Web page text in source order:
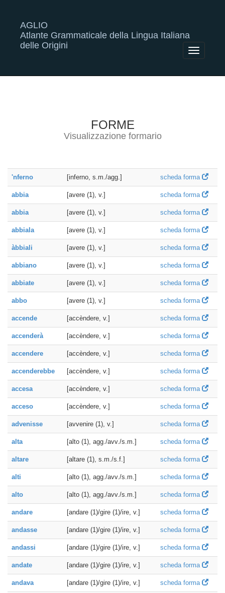
AGLIO
Atlante Grammaticale della Lingua Italiana
delle Origini
Toggle
FORME
Visualizzazione formario
'nferno [inferno, s.m./agg.] scheda forma
abbia [avere (1), v.] scheda forma
abbia [avere (1), v.] scheda forma
abbiala [avere (1), v.] scheda forma
àbbiali [avere (1), v.] scheda forma
abbiano [avere (1), v.] scheda forma
abbiate [avere (1), v.] scheda forma
abbo [avere (1), v.] scheda forma
accende [accèndere, v.] scheda forma
accenderà [accèndere, v.] scheda forma
accendere [accèndere, v.] scheda forma
accenderebbe [accèndere, v.] scheda forma
accesa [accèndere, v.] scheda forma
acceso [accèndere, v.] scheda forma
advenisse [avvenire (1), v.] scheda forma
alta [alto (1), agg./avv./s.m.] scheda forma
altare [altare (1), s.m./s.f.] scheda forma
alti [alto (1), agg./avv./s.m.] scheda forma
alto [alto (1), agg./avv./s.m.] scheda forma
andare [andare (1)/gire (1)/ire, v.] scheda forma
andasse [andare (1)/gire (1)/ire, v.] scheda forma
andassi [andare (1)/gire (1)/ire, v.] scheda forma
andate [andare (1)/gire (1)/ire, v.] scheda forma
andava [andare (1)/gire (1)/ire, v.] scheda forma